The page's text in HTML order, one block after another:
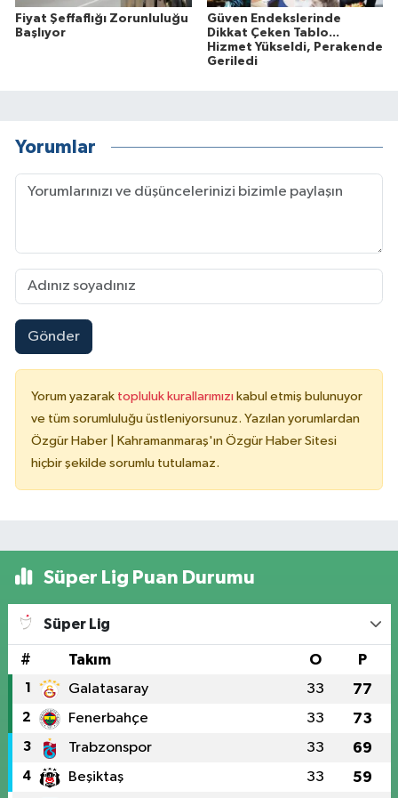
Fiyat Şeffaflığı Zorunluluğu
Başlıyor
Güven Endekslerinde
Dikkat Çeken Tablo...
Hizmet Yükseldi, Perakende
Geriledi
Yorumlar
Gönder
Yorum yazarak topluluk kurallarımızı kabul etmiş bulunuyor
ve tüm sorumluluğu üstleniyorsunuz. Yazılan yorumlardan
Özgür Haber | Kahramanmaraş'ın Özgür Haber Sitesi
hiçbir şekilde sorumlu tutulamaz.
Süper Lig Puan Durumu
Süper Lig
# Takım O P
1 Galatasaray 33 77
2 Fenerbahçe 33 73
3 Trabzonspor 33 69
4 Beşiktaş 33 59